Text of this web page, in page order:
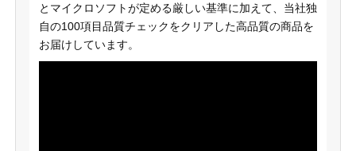
とマイクロソフトが定める厳しい基準に加えて、当社独
自の100項目品質チェックをクリアした高品質の商品を
お届けしています。